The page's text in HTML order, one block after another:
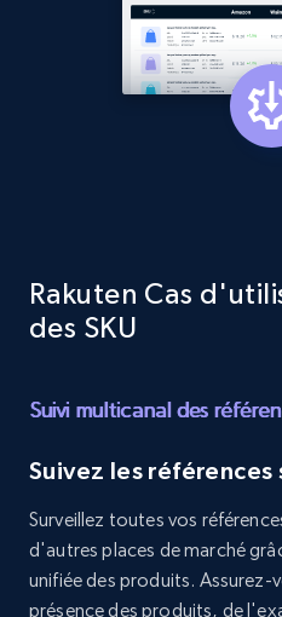
Target - Discover
URL, Product id, Title,
UPC
Rating, Reviews count,
1.3K+ 175+
Rakuten Cas
des SKU
Suivi multicanal des
Suivez les références
Surveillez toutes vos
d'autres places de marché
unifiée des produits. Assurez-
présence des produits, de